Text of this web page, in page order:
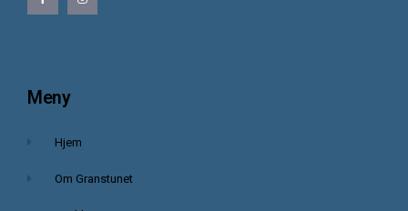
Meny
Hjem
Om Granstunet